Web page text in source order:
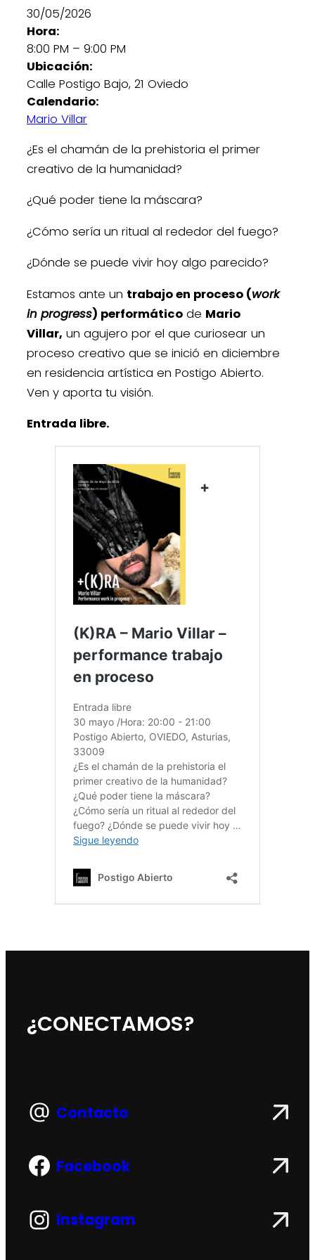
30/05/2026
Hora:
8:00 PM – 9:00 PM
Ubicación:
Calle Postigo Bajo, 21 Oviedo
Calendario:
Mario Villar
¿Es el chamán de la prehistoria el primer
creativo de la humanidad?
¿Qué poder tiene la máscara?
¿Cómo sería un ritual al rededor del fuego?
¿Dónde se puede vivir hoy algo parecido?
Estamos ante un trabajo en proceso (work
in progress) performático de Mario
Villar, un agujero por el que curiosear un
proceso creativo que se inició en diciembre
en residencia artística en Postigo Abierto.
Ven y aporta tu visión.
Entrada libre.
¿CONECTAMOS?
Contacto
Facebook
Instagram